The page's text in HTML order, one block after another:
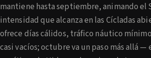
mantiene hasta septiembre, animando el
intensidad que alcanza en las Cícladas
ofrece días cálidos, tráfico náutico
casi vacíos; octubre va un paso más allá —